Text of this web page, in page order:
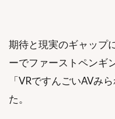
期待と現実のギャップ
ーでファーストペンギ
「VRですんごいAVみ
た。